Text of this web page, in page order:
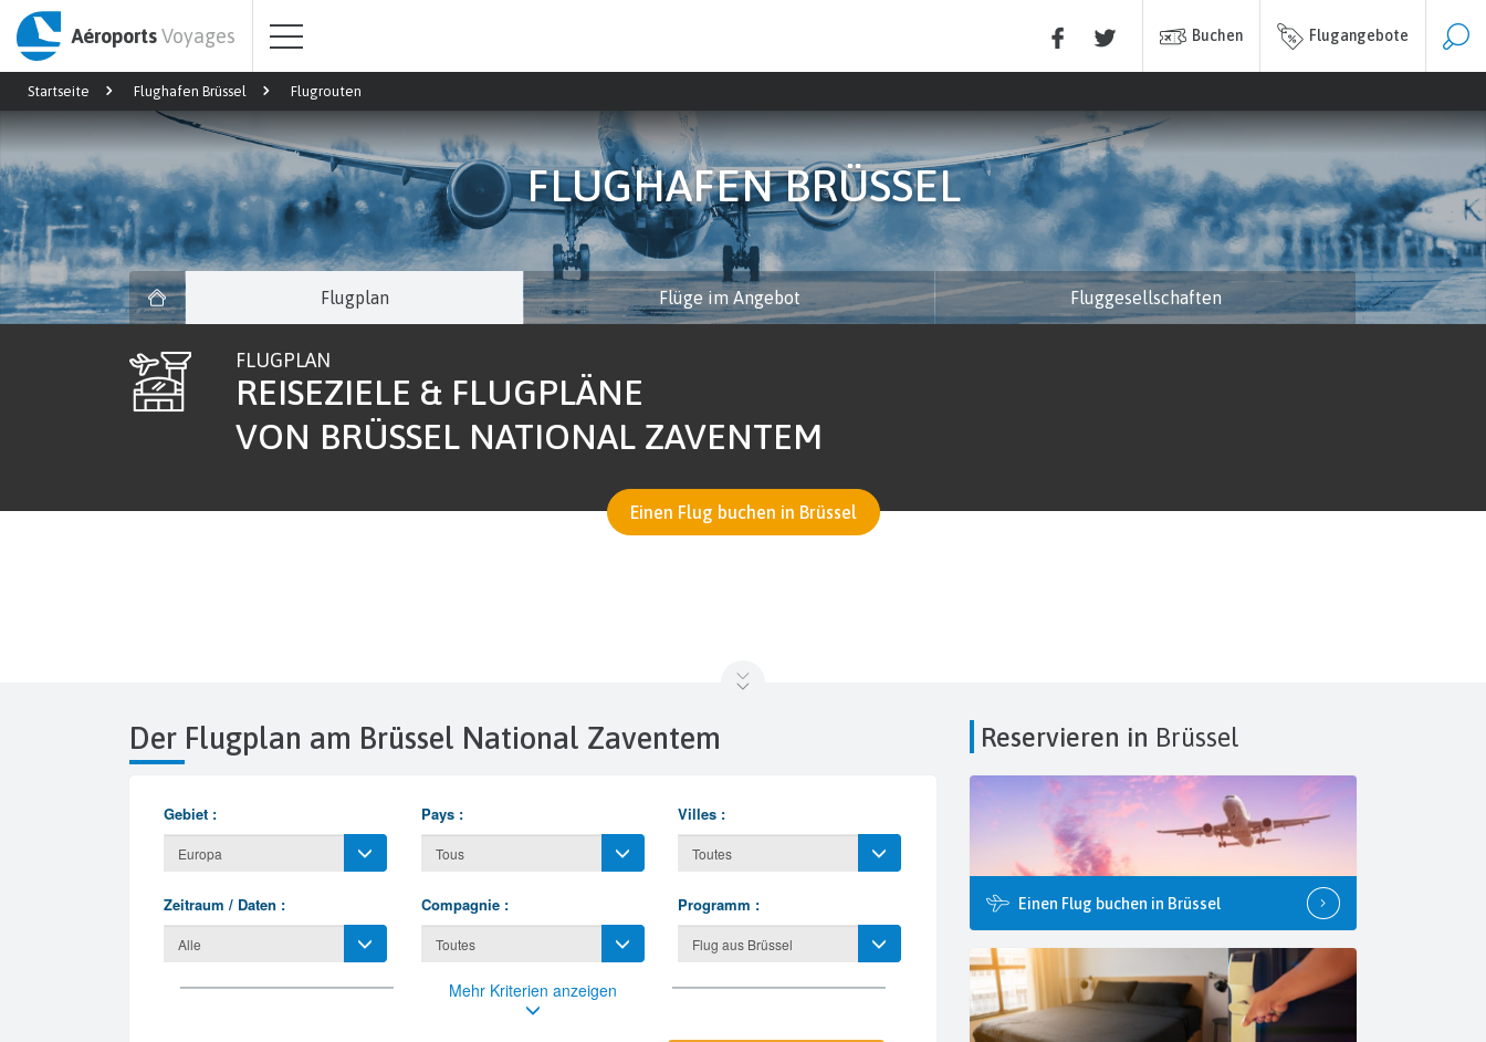
AéroportsVoyages Buchen Flugangebote
Startseite Flughafen Brüssel Flugrouten
FLUGHAFEN BRÜSSEL
Flugplan Flüge im Angebot Fluggesellschaften
FLUGPLAN
REISEZIELE & FLUGPLÄNE
VON BRÜSSEL NATIONAL ZAVENTEM
Einen Flug buchen in Brüssel
Der Flugplan am Brüssel National Zaventem Reservieren in Brüssel
Einen Flug buchen in Brüssel